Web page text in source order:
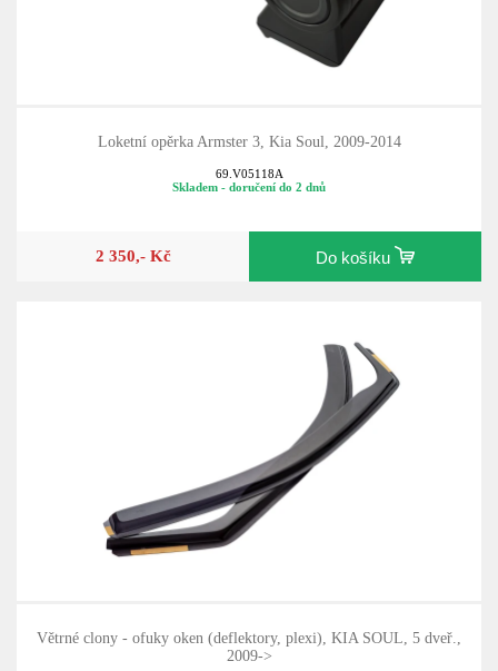
Loketní opěrka Armster 3, Kia Soul, 2009-2014
69.V05118A
Skladem - doručení do 2 dnů
2 350,- Kč Do košíku
Větrné clony - ofuky oken (deflektory, plexi), KIA SOUL, 5 dveř.,
2009->